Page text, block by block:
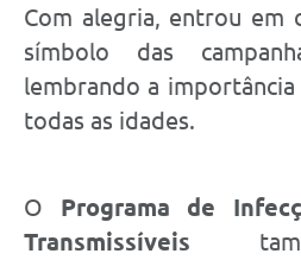
Com alegria, entrou em
símbolo das
lembrando a importância
todas as idades.
O Programa de
Transmissíveis